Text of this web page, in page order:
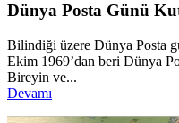
Dünya Posta Günü
Bilindiği üzere Dünya Posta
Ekim 1969’dan beri Dünya
Bireyin ve...
Devamı